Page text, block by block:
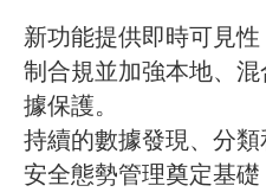
新功能提供即時可見
制合規並加強本地、
據保護。
持續的數據發現、分
安全態勢管理奠定基